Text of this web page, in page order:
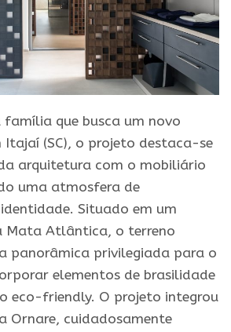
que busca um novo
Itajaí (SC), o projeto destaca-se
arquitetura com o mobiliário
uma atmosfera de
Situado em um
Mata Atlântica, o terreno
panorâmica privilegiada para o
elementos de brasilidade
eco-friendly. O projeto integrou
Ornare, cuidadosamente